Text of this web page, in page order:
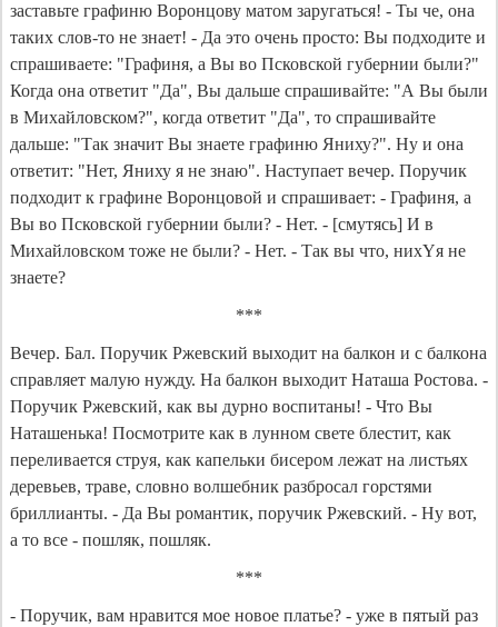
заставьте графиню Воронцову матом заругаться! - Ты че, она
таких слов-то не знает! - Да это очень просто: Вы подходите и
спрашиваете: "Графиня, а Вы во Псковской губернии были?"
Когда она ответит "Да", Вы дальше спрашивайте: "А Вы были
в Михайловском?", когда ответит "Да", то спрашивайте
дальше: "Так значит Вы знаете графиню Яниху?". Ну и она
ответит: "Нет, Яниху я не знаю". Наступает вечер. Поручик
подходит к графине Воронцовой и спрашивает: - Графиня, а
Вы во Псковской губернии были? - Нет. - [смутясь] И в
Михайловском тоже не были? - Нет. - Так вы что, нихYя не
знаете?
***
Вечер. Бал. Поручик Ржевский выходит на балкон и с балкона
справляет малую нужду. На балкон выходит Наташа Ростова. -
Поручик Ржевский, как вы дурно воспитаны! - Что Вы
Наташенька! Посмотрите как в лунном свете блестит, как
переливается струя, как капельки бисером лежат на листьях
деревьев, траве, словно волшебник разбросал горстями
бриллианты. - Да Вы романтик, поручик Ржевский. - Ну вот,
а то все - пошляк, пошляк.
***
- Поручик, вам нравится мое новое платье? - уже в пятый раз